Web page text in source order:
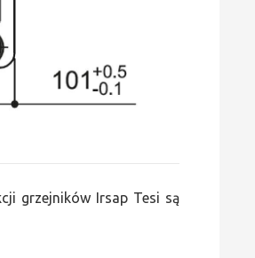
grzejników Irsap Tesi są